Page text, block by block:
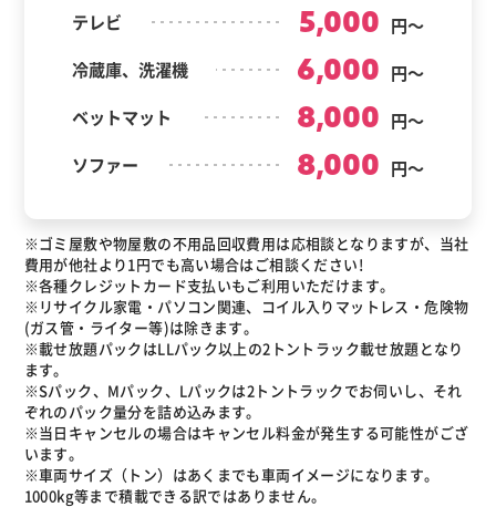
テレビ
5,000 円～
冷蔵庫、洗濯機
6,000 円～
ベットマット
8,000 円～
ソファー
8,000 円～
※ゴミ屋敷や物屋敷の不用品回収費用は応相談となりますが、当社
費用が他社より1円でも高い場合はご相談ください!
※各種クレジットカード支払いもご利用いただけます。
※リサイクル家電・パソコン関連、コイル入りマットレス・危険物
(ガス管・ライター等)は除きます。
※載せ放題パックはLLパック以上の2トントラック載せ放題となり
ます。
※Sパック、Mパック、Lパックは2トントラックでお伺いし、それ
ぞれのパック量分を詰め込みます。
※当日キャンセルの場合はキャンセル料金が発生する可能性がござ
います。
※車両サイズ（トン）はあくまでも車両イメージになります。
1000kg等まで積載できる訳ではありません。